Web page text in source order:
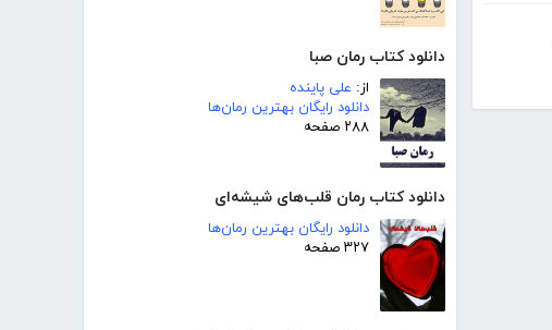
دانلود کتاب رمان صبا
از: علی پاینده
دانلود رایگان بهترین رمان‌ها
۲۸۸ صفحه
دانلود کتاب رمان قلب‌های شیشه‌ای
دانلود رایگان بهترین رمان‌ها
۳۲۷ صفحه